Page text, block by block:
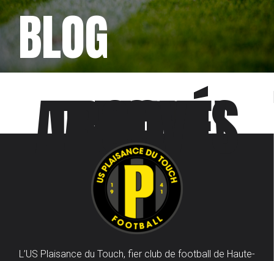
BLOG
AUCUN ARTICLES TROUVÉ!
L’US Plaisance du Touch, fier club de football de Haute-